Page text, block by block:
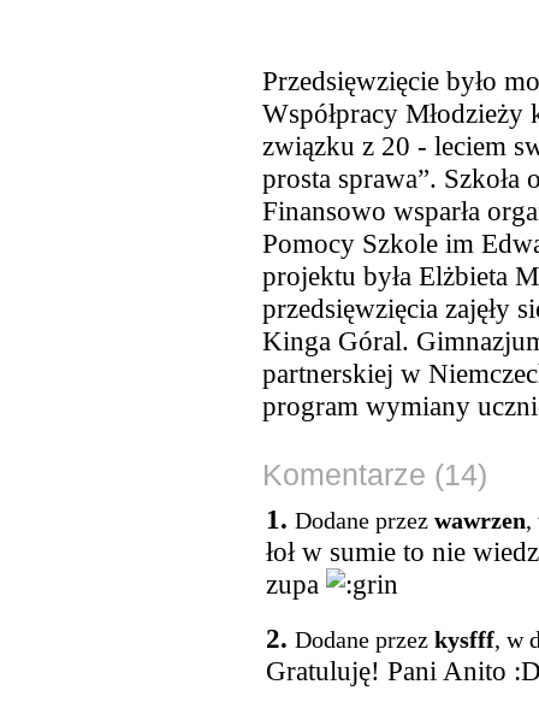
Przedsięwzięcie było
Współpracy Młodzieży
związku z 20 - leciem
prosta sprawa”. Szkoła
Finansowo wsparła
Pomocy Szkole im
projektu była Elżbieta
przedsięwzięcia zajęły
Kinga Góral.
partnerskiej w
program wymiany
Komentarze (14)
1. Dodane przez wawrzen,
łoł w sumie to nie
zupa
2. Dodane przez kysfff, w
Gratuluję! Pani Anito